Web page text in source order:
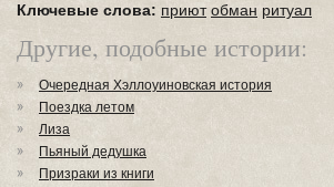
Ключевые слова: приют обман ритуал
Другие, подобные истории:
Очередная Хэллоуиновская история
Поездка летом
Лиза
Пьяный дедушка
Призраки из книги